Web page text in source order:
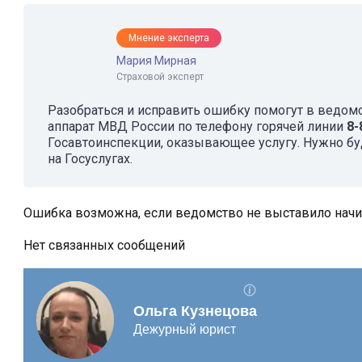
Мнение эксперта
Мария Мирная
Страховой эксперт
Разобраться и исправить ошибку помогут в
аппарат МВД России по телефону горячей линии 8-
Госавтоинспекции, оказывающее услугу. Нужно
на Госуслугах.
Ошибка возможна, если ведомство не выставило
Нет связанных сообщений